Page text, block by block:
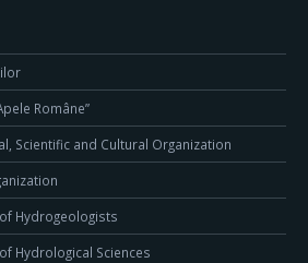
Române”
Scientific and Cultural Organization
Hydrogeologists
Hydrological Sciences